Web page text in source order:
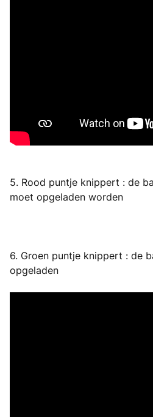
5. Rood puntje knippert : de
moet opgeladen worden
6. Groen puntje knippert : de
opgeladen